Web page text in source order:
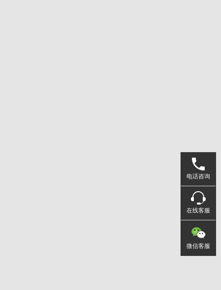
电话咨询
在线客服
微信客服